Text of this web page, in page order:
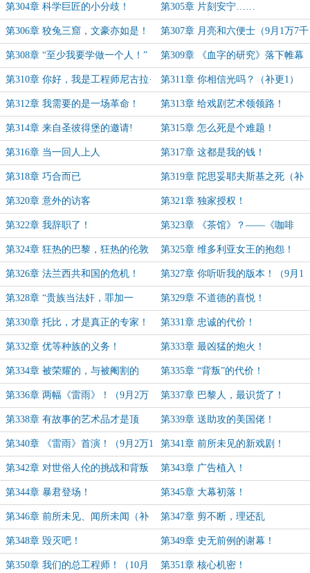
蒂”（9月1万6千票加更）
第304章 科学巨匠的小分歧！ 第305章 片刻安宁……
第306章 狡兔三窟，文豪亦如是！ 第307章 月亮和六便士（9月1万7千
票加更）
第308章 “至少我要学做一个人！” 第309章 《血字的研究》落下帷幕
第310章 你好，我是工程师尼古拉·
特斯拉！
第311章 你相信光吗？（补更1）
第312章 我需要的是一场革命！
（补更2）
第313章 给戏剧艺术领领路！
第314章 来自圣彼得堡的邀请! 第315章 怎么死是个难题！
第316章 当一回人上人 第317章 这都是我的钱！
第318章 巧合而已 第319章 陀思妥耶夫斯基之死（补
更3）
第320章 意外的访客 第321章 独家授权！
第322章 我辞职了！ 第323章 《茶馆》？——《咖啡
馆》！（9月1万8千票加更）
第324章 狂热的巴黎，狂热的伦敦 第325章 维多利亚女王的抱怨！
第326章 法兰西共和国的危机！ 第327章 你听听我的版本！（9月1
万9千票加更）
第328章 “贵族当法奸，罪加一
等！”
第329章 不道德的喜悦！
第330章 托比，才是真正的专家！ 第331章 忠诚的代价！
第332章 优等种族的义务！ 第333章 最凶猛的炮火！
第334章 被荣耀的，与被阉割的 第335章 “背叛”的代价！
第336章 两幅《雷雨》！（9月2万
票加更）
第337章 巴黎人，最识货了！
第338章 有故事的艺术品才是顶
级！
第339章 送助攻的美国佬！
第340章 《雷雨》首演！（9月2万1
千票加更）
第341章 前所未见的新戏剧！
第342章 对世俗人伦的挑战和背叛 第343章 广告植入！
第344章 暴君登场！ 第345章 大幕初落！
第346章 前所未见、闻所未闻（补
更）
第347章 剪不断，理还乱
第348章 毁灭吧！ 第349章 史无前例的谢幕！
第350章 我们的总工程师！（10月 第351章 核心机密！